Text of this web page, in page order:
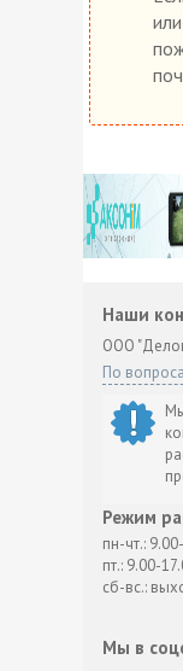
Наши
ООО
По
Режим
пн-чт.:
пт.: 9.00-
сб-вс.:
Мы в